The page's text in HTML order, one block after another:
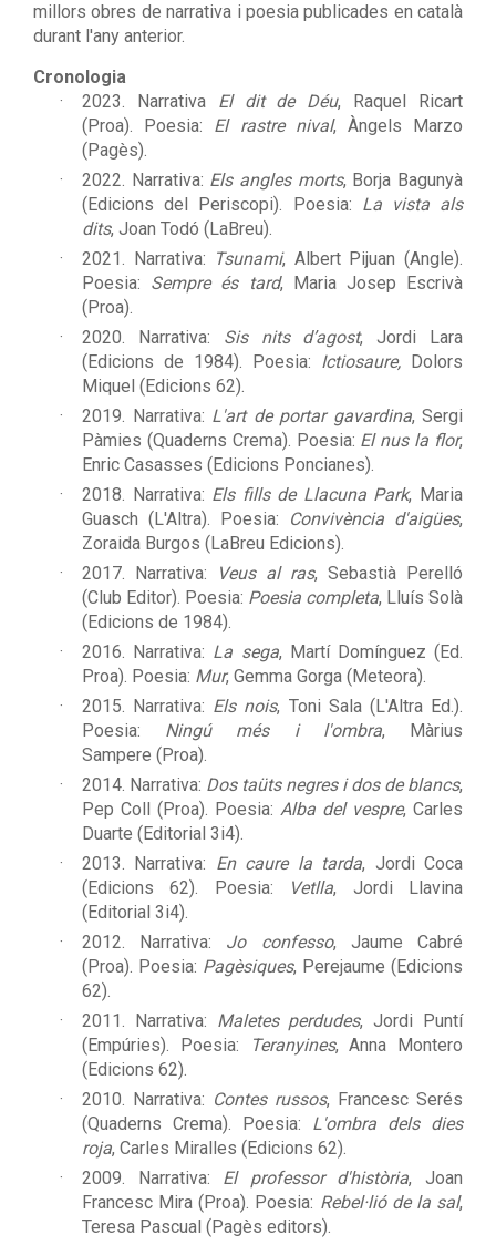
millors obres de narrativa i poesia publicades en català
durant l'any anterior.
Cronologia
2023. Narrativa El dit de Déu, Raquel Ricart
(Proa). Poesia: El rastre nival, Àngels Marzo
(Pagès).
2022. Narrativa: Els angles morts, Borja Bagunyà
(Edicions del Periscopi). Poesia: La vista als
dits, Joan Todó (LaBreu).
2021. Narrativa: Tsunami, Albert Pijuan (Angle).
Poesia: Sempre és tard, Maria Josep Escrivà
(Proa).
2020. Narrativa: Sis nits d’agost, Jordi Lara
(Edicions de 1984). Poesia: Ictiosaure,
Dolors
Miquel (Edicions 62).
2019. Narrativa: L'art de portar gavardina, Sergi
Pàmies (Quaderns Crema). Poesia: El nus la flor,
Enric Casasses (Edicions Poncianes).
2018. Narrativa: Els fills de Llacuna Park, Maria
Guasch (L'Altra). Poesia:
Convivència d'aigües,
Zoraida Burgos (LaBreu Edicions).
2017. Narrativa:
Veus al ras, Sebastià Perelló
(Club Editor). Poesia: Poesia completa, Lluís Solà
(Edicions de 1984).
2016. Narrativa: La sega, Martí Domínguez (Ed.
Proa). Poesia: Mur, Gemma Gorga (Meteora).
2015. Narrativa: Els nois, Toni Sala (L'Altra Ed.).
Poesia: Ningú més i l'ombra, Màrius
Sampere (Proa).
2014. Narrativa: Dos taüts negres i dos de blancs,
Pep Coll (Proa). Poesia: Alba del vespre, Carles
Duarte (Editorial 3i4).
2013. Narrativa: En caure la tarda, Jordi Coca
(Edicions 62). Poesia:
Vetlla, Jordi Llavina
(Editorial 3i4).
2012. Narrativa: Jo confesso, Jaume Cabré
(Proa). Poesia: Pagèsiques, Perejaume (Edicions
62).
2011. Narrativa: Maletes perdudes, Jordi Puntí
(Empúries). Poesia:
Teranyines, Anna Montero
(Edicions 62).
2010. Narrativa: Contes russos, Francesc Serés
(Quaderns Crema). Poesia: L'ombra dels dies
roja, Carles Miralles (Edicions 62).
2009. Narrativa: El professor d'història, Joan
Francesc Mira (Proa). Poesia: Rebel·lió de la sal,
Teresa Pascual (Pagès editors).